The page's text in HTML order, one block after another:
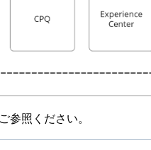
参照ください。